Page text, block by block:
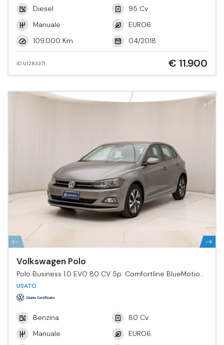
Diesel
95 Cv
Manuale
EURO6
109.000 Km
04/2018
ID U1283371 € 11.900
Volkswagen Polo
Polo Business 1.0 EVO 80 CV 5p. Comfortline BlueMotion
Tech.
USATO
Benzina
80 Cv
Manuale
EURO6.